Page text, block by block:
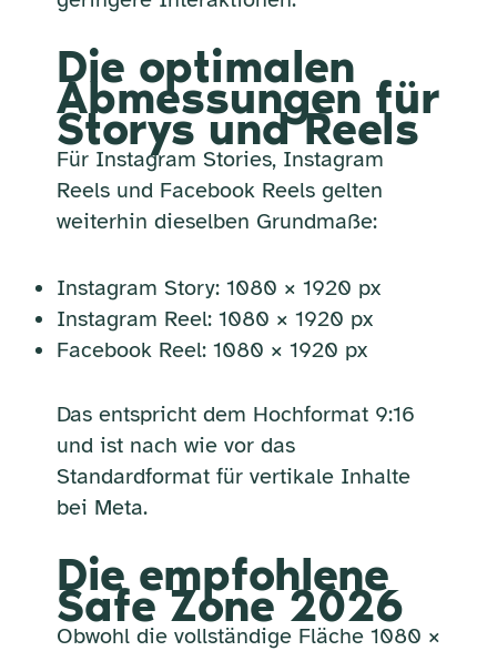
Die optimalen
Abmessungen für
Storys und Reels
Für Instagram Stories, Instagram
Reels und Facebook Reels gelten
weiterhin dieselben Grundmaße:
Instagram Story: 1080 × 1920 px
Instagram Reel: 1080 × 1920 px
Facebook Reel: 1080 × 1920 px
Das entspricht dem Hochformat 9:16
und ist nach wie vor das
Standardformat für vertikale Inhalte
bei Meta.
Die empfohlene
Safe Zone 2026
Obwohl die vollständige Fläche 1080 ×